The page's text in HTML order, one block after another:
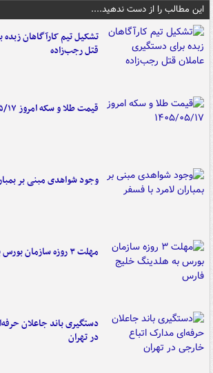
این مطالب را از دست ندهید....
تشکیل تیم کارآگاهان
قتل رجب‌زاده
قیمت طلا و سکه امروز ۱۴۰۵/۰۵/۱۷
وجود شواهدی مبنی بر
مهلت ۳ روزه سازمان بورس به هلدینگ خلیج فارس
دستگیری باند جاعلان
در تهران